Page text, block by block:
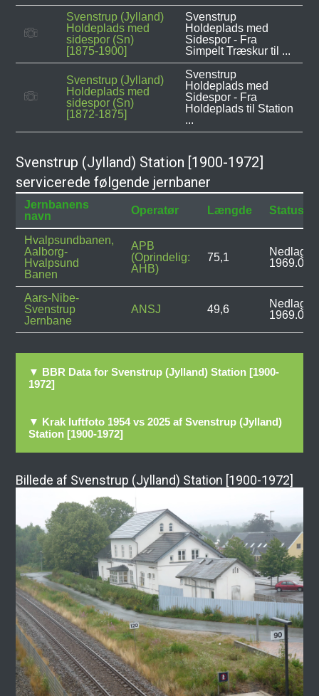
Svenstrup (Jylland)
Holdeplads med
sidespor (Sn)
[1875-1900]
Svenstrup
Holdeplads med
Sidespor - Fra
Simpelt Træskur til ...
Svenstrup (Jylland)
Holdeplads med
sidespor (Sn)
[1872-1875]
Svenstrup
Holdeplads med
Sidespor - Fra
Holdeplads til Station
...
Svenstrup (Jylland) Station [1900-1972]
servicerede følgende jernbaner
Jernbanens
navn
Operatør Længde Status
Hvalpsundbanen,
Aalborg-
Hvalpsund
Banen
APB
(Oprindelig:
AHB)
75,1
Nedlagt:
Aars-Nibe-
Svenstrup
Jernbane
ANSJ 49,6
Nedlagt:
▼ BBR Data for Svenstrup (Jylland) Station [1900-
1972]
▼ Krak luftfoto 1954 vs 2025 af Svenstrup (Jylland)
Station [1900-1972]
Billede af Svenstrup (Jylland) Station [1900-1972]